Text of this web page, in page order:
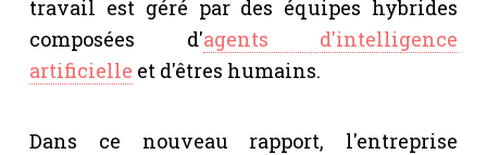
travail est géré par des équipes hybrides
composées d'agents d'intelligence
artificielle et d'êtres humains.
Dans ce nouveau rapport, l'entreprise